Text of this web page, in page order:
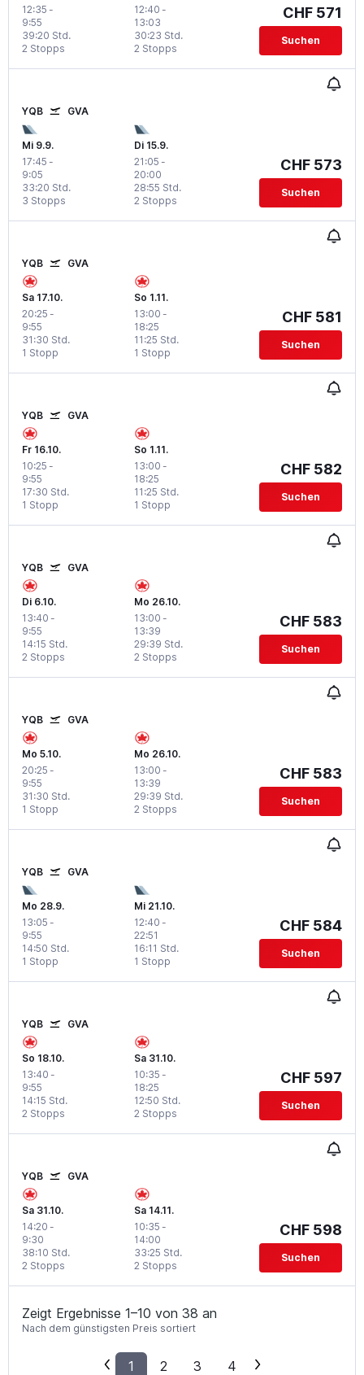
12:35 -
9:55
2 Stopps
39:20 Std.
12:40 -
13:03
2 Stopps
30:23 Std.
CHF 571
Suchen
YQB GVA
Mi 9.9.
17:45 -
9:05
3 Stopps
33:20 Std.
Di 15.9.
21:05 -
20:00
2 Stopps
28:55 Std.
CHF 573
Suchen
YQB GVA
Sa 17.10.
20:25 -
9:55
1 Stopp
31:30 Std.
So 1.11.
13:00 -
18:25
1 Stopp
11:25 Std.
CHF 581
Suchen
YQB GVA
Fr 16.10.
10:25 -
9:55
1 Stopp
17:30 Std.
So 1.11.
13:00 -
18:25
1 Stopp
11:25 Std.
CHF 582
Suchen
YQB GVA
Di 6.10.
13:40 -
9:55
2 Stopps
14:15 Std.
Mo 26.10.
13:00 -
13:39
2 Stopps
29:39 Std.
CHF 583
Suchen
YQB GVA
Mo 5.10.
20:25 -
9:55
1 Stopp
31:30 Std.
Mo 26.10.
13:00 -
13:39
2 Stopps
29:39 Std.
CHF 583
Suchen
YQB GVA
Mo 28.9.
13:05 -
9:55
1 Stopp
14:50 Std.
Mi 21.10.
12:40 -
22:51
1 Stopp
16:11 Std.
CHF 584
Suchen
YQB GVA
So 18.10.
13:40 -
9:55
2 Stopps
14:15 Std.
Sa 31.10.
10:35 -
18:25
2 Stopps
12:50 Std.
CHF 597
Suchen
YQB GVA
Sa 31.10.
14:20 -
9:30
2 Stopps
38:10 Std.
Sa 14.11.
10:35 -
14:00
2 Stopps
33:25 Std.
CHF 598
Suchen
Zeigt Ergebnisse 1–10 von 38 an
Nach dem günstigsten Preis sortiert
1 2 3 4